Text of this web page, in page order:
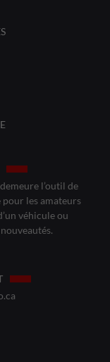
l’outil de
les amateurs
véhicule ou